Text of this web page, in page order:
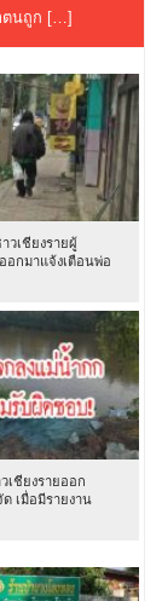
ตนถูก […]
วเชียงรายผู้
อกมาแจ้งเตือนพ่อ
เชียงรายออก
เมื่อมีรายงาน